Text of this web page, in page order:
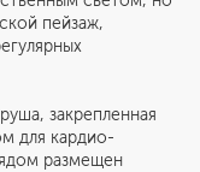
пейзаж,
закрепленная
для кардио-
размещен